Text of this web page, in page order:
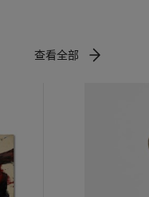
查看全部